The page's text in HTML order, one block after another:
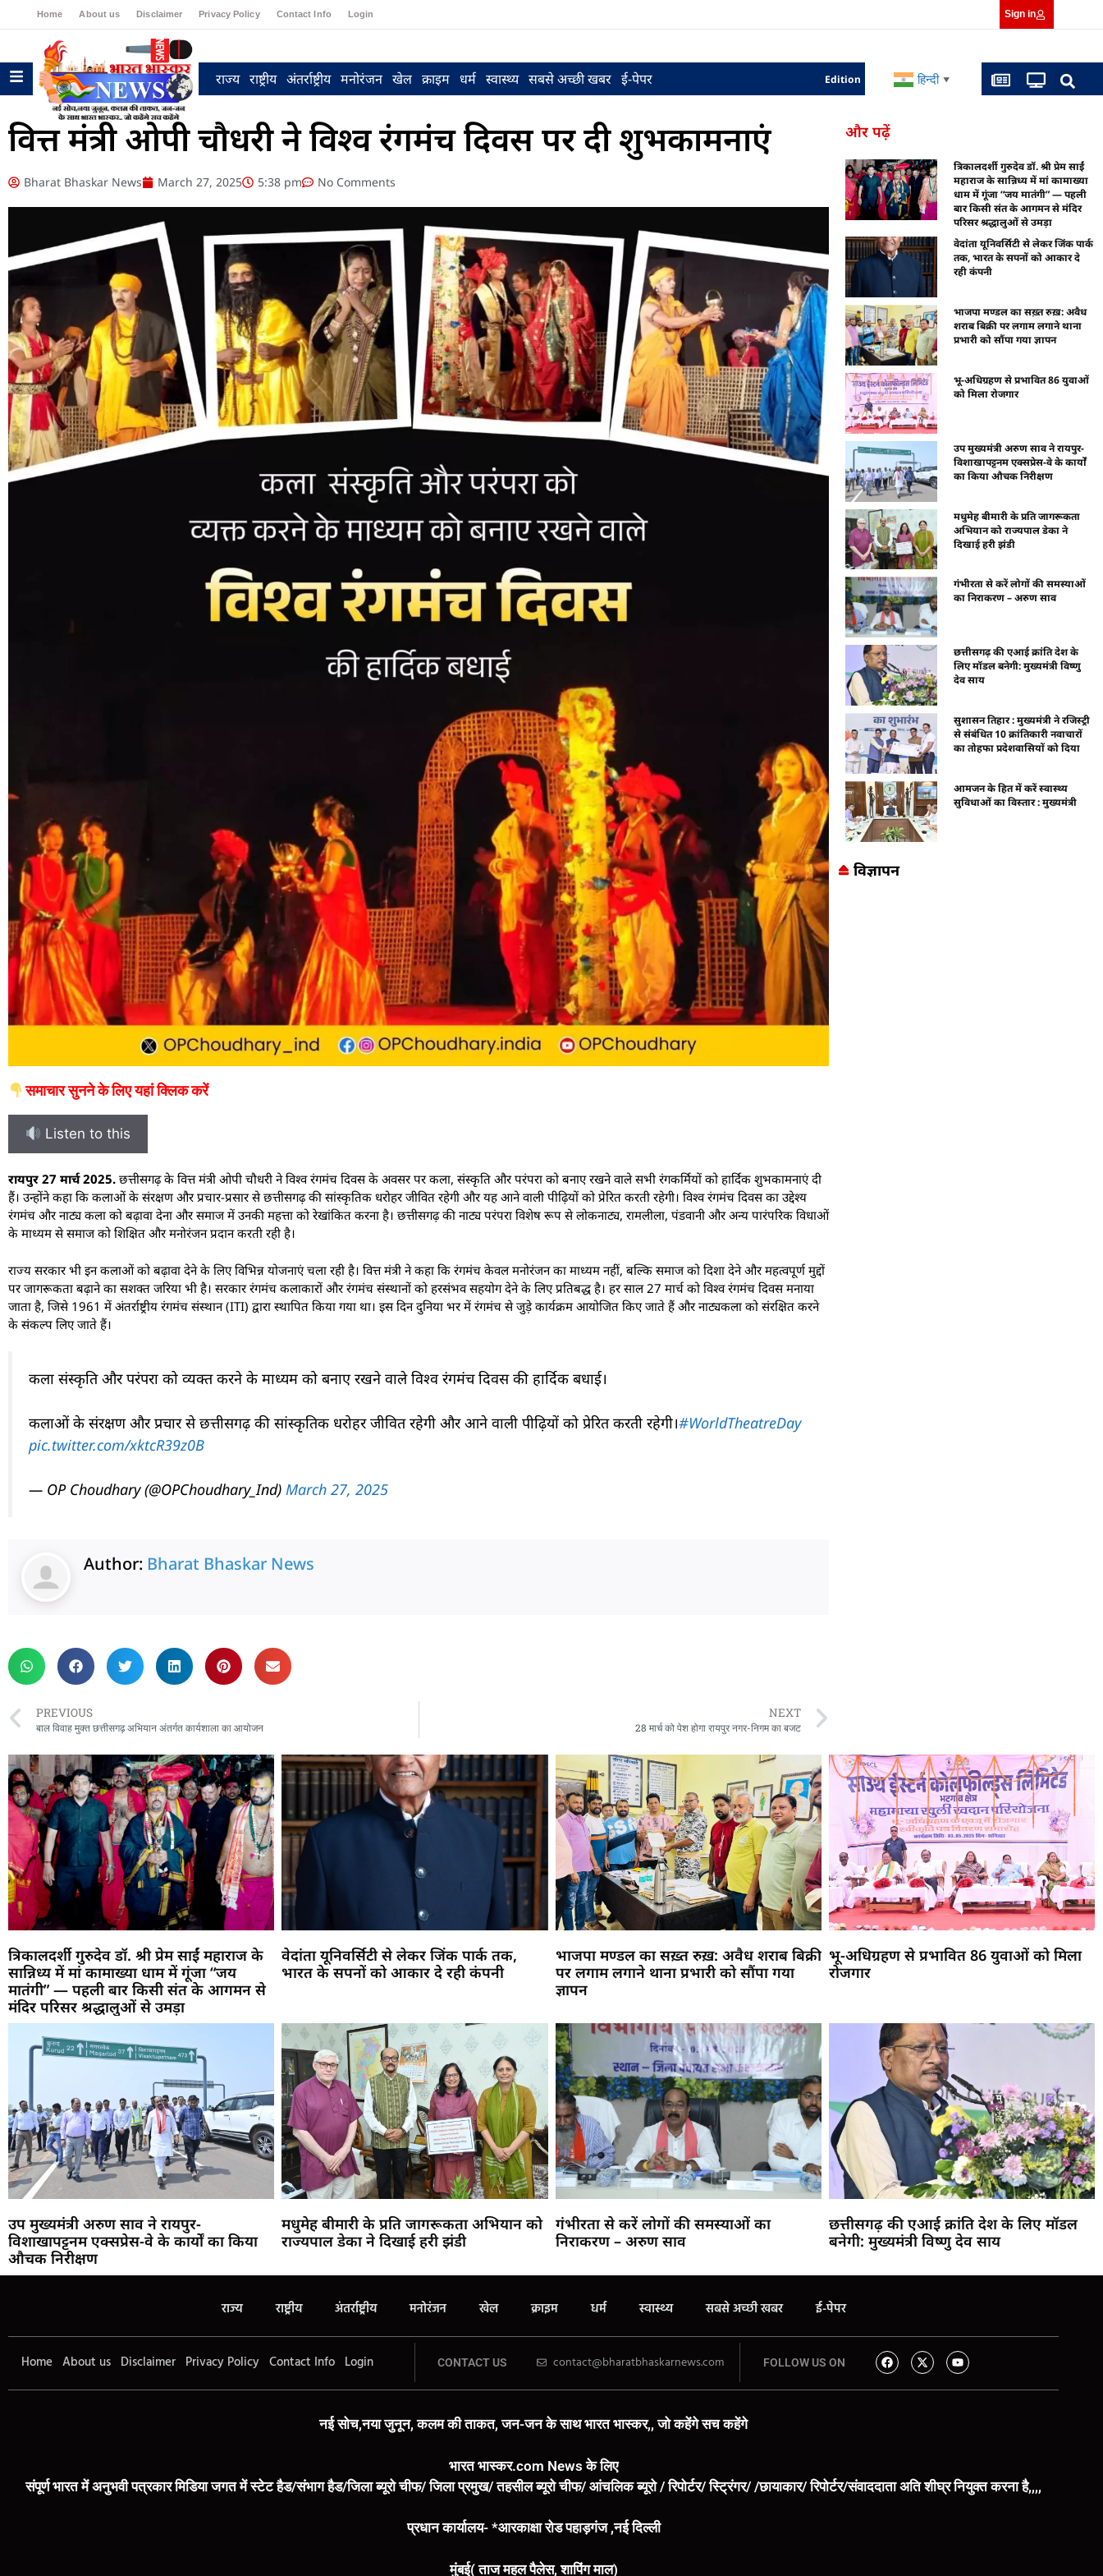
Home About us Disclaimer Privacy Policy Contact Info Login Sign in
राज्य राष्ट्रीय अंतर्राष्ट्रीय मनोरंजन खेल क्राइम धर्म स्वास्थ्य सबसे अच्छी खबर ई-पेपर Edition हिन्दी ▼
वित्त मंत्री ओपी चौधरी ने विश्व रंगमंच दिवस पर दी शुभकामनाएं
Bharat Bhaskar News March 27, 2025 5:38 pm No Comments
समाचार सुनने के लिए यहां क्लिक करें
Listen to this
रायपुर 27 मार्च 2025. छत्तीसगढ़ के वित्त मंत्री ओपी चौधरी ने विश्व रंगमंच दिवस के अवसर पर कला, संस्कृति और परंपरा को बनाए रखने वाले सभी रंगकर्मियों को हार्दिक शुभकामनाएं दी
हैं। उन्होंने कहा कि कलाओं के संरक्षण और प्रचार-प्रसार से छत्तीसगढ़ की सांस्कृतिक धरोहर जीवित रहेगी और यह आने वाली पीढ़ियों को प्रेरित करती रहेगी। विश्व रंगमंच दिवस का उद्देश्य
रंगमंच और नाट्य कला को बढ़ावा देना और समाज में उनकी महत्ता को रेखांकित करना है। छत्तीसगढ़ की नाट्य परंपरा विशेष रूप से लोकनाट्य, रामलीला, पंडवानी और अन्य पारंपरिक विधाओं
के माध्यम से समाज को शिक्षित और मनोरंजन प्रदान करती रही है।
राज्य सरकार भी इन कलाओं को बढ़ावा देने के लिए विभिन्न योजनाएं चला रही है। वित्त मंत्री ने कहा कि रंगमंच केवल मनोरंजन का माध्यम नहीं, बल्कि समाज को दिशा देने और महत्वपूर्ण मुद्दों
पर जागरूकता बढ़ाने का सशक्त जरिया भी है। सरकार रंगमंच कलाकारों और रंगमंच संस्थानों को हरसंभव सहयोग देने के लिए प्रतिबद्ध है। हर साल 27 मार्च को विश्व रंगमंच दिवस मनाया
जाता है, जिसे 1961 में अंतर्राष्ट्रीय रंगमंच संस्थान (ITI) द्वारा स्थापित किया गया था। इस दिन दुनिया भर में रंगमंच से जुड़े कार्यक्रम आयोजित किए जाते हैं और नाट्यकला को संरक्षित करने
के संकल्प लिए जाते हैं।
कला संस्कृति और परंपरा को व्यक्त करने के माध्यम को बनाए रखने वाले विश्व रंगमंच दिवस की हार्दिक बधाई।
कलाओं के संरक्षण और प्रचार से छत्तीसगढ़ की सांस्कृतिक धरोहर जीवित रहेगी और आने वाली पीढ़ियों को प्रेरित करती रहेगी।#WorldTheatreDay
pic.twitter.com/xktcR39z0B
— OP Choudhary (@OPChoudhary_Ind) March 27, 2025
Author: Bharat Bhaskar News
PREVIOUS
बाल विवाह मुक्त छत्तीसगढ़ अभियान अंतर्गत कार्यशाला का आयोजन
NEXT
28 मार्च को पेश होगा रायपुर नगर-निगम का बजट
और पढ़ें
त्रिकालदर्शी गुरुदेव डॉ. श्री प्रेम साईं
महाराज के सान्निध्य में मां कामाख्या
धाम में गूंजा “जय मातंगी” — पहली
बार किसी संत के आगमन से मंदिर
परिसर श्रद्धालुओं से उमड़ा
वेदांता यूनिवर्सिटी से लेकर जिंक पार्क
तक, भारत के सपनों को आकार दे
रही कंपनी
भाजपा मण्डल का सख़्त रुख़: अवैध
शराब बिक्री पर लगाम लगाने थाना
प्रभारी को सौंपा गया ज्ञापन
भू-अधिग्रहण से प्रभावित 86 युवाओं
को मिला रोजगार
उप मुख्यमंत्री अरुण साव ने रायपुर-
विशाखापट्टनम एक्सप्रेस-वे के कार्यों
का किया औचक निरीक्षण
मधुमेह बीमारी के प्रति जागरूकता
अभियान को राज्यपाल डेका ने
दिखाई हरी झंडी
गंभीरता से करें लोगों की समस्याओं
का निराकरण – अरुण साव
छत्तीसगढ़ की एआई क्रांति देश के
लिए मॉडल बनेगी: मुख्यमंत्री विष्णु
देव साय
सुशासन तिहार : मुख्यमंत्री ने रजिस्ट्री
से संबंधित 10 क्रांतिकारी नवाचारों
का तोहफा प्रदेशवासियों को दिया
आमजन के हित में करें स्वास्थ्य
सुविधाओं का विस्तार : मुख्यमंत्री
विज्ञापन
त्रिकालदर्शी गुरुदेव डॉ. श्री प्रेम साईं महाराज के
सान्निध्य में मां कामाख्या धाम में गूंजा “जय
मातंगी” — पहली बार किसी संत के आगमन से
मंदिर परिसर श्रद्धालुओं से उमड़ा
वेदांता यूनिवर्सिटी से लेकर जिंक पार्क तक,
भारत के सपनों को आकार दे रही कंपनी
भाजपा मण्डल का सख़्त रुख़: अवैध शराब बिक्री
पर लगाम लगाने थाना प्रभारी को सौंपा गया
ज्ञापन
भू-अधिग्रहण से प्रभावित 86 युवाओं को मिला
रोजगार
उप मुख्यमंत्री अरुण साव ने रायपुर-
विशाखापट्टनम एक्सप्रेस-वे के कार्यों का किया
औचक निरीक्षण
मधुमेह बीमारी के प्रति जागरूकता अभियान को
राज्यपाल डेका ने दिखाई हरी झंडी
गंभीरता से करें लोगों की समस्याओं का
निराकरण – अरुण साव
छत्तीसगढ़ की एआई क्रांति देश के लिए मॉडल
बनेगी: मुख्यमंत्री विष्णु देव साय
राज्य राष्ट्रीय अंतर्राष्ट्रीय मनोरंजन खेल क्राइम धर्म स्वास्थ्य सबसे अच्छी खबर ई-पेपर
Home About us Disclaimer Privacy Policy Contact Info Login CONTACT US contact@bharatbhaskarnews.com FOLLOW US ON
नई सोच,नया जुनून, कलम की ताकत, जन-जन के साथ भारत भास्कर,, जो कहेंगे सच कहेंगे
भारत भास्कर.com News के लिए
संपूर्ण भारत में अनुभवी पत्रकार मिडिया जगत में स्टेट हैड/संभाग हैड/जिला ब्यूरो चीफ/ जिला प्रमुख/ तहसील ब्यूरो चीफ/ आंचलिक ब्यूरो / रिपोर्टर/ स्ट्रिंगर/ /छायाकार/ रिपोर्टर/संवाददाता अति शीघ्र नियुक्त करना है,,,,
प्रधान कार्यालय- *आरकाक्षा रोड पहाड़गंज ,नई दिल्ली
मुंबई( ताज महल पैलेस, शापिंग माल)